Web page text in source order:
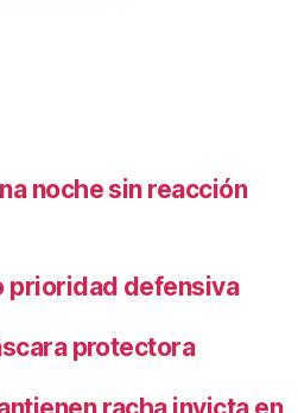
noche sin reacción
prioridad defensiva
protectora